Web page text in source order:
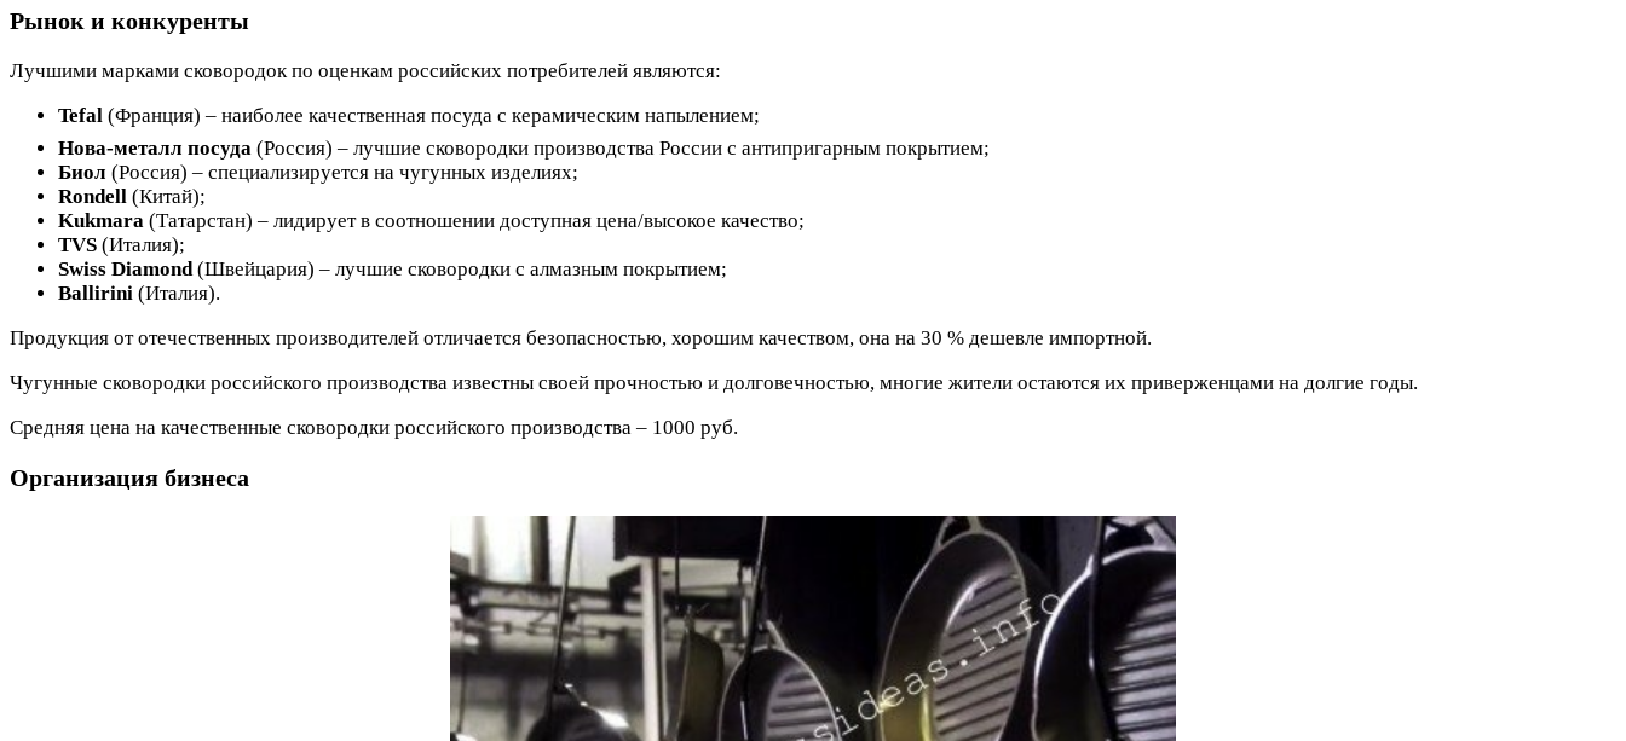
Рынок и конкуренты
Лучшими марками сковородок по оценкам российских потребителей являются:
Tefal (Франция) – наиболее качественная посуда с керамическим напылением;
Нова-металл посуда (Россия) – лучшие сковородки производства России с антипригарным покрытием;
Биол (Россия) – специализируется на чугунных изделиях;
Rondell (Китай);
Kukmara (Татарстан) – лидирует в соотношении доступная цена/высокое качество;
TVS (Италия);
Swiss Diamond(Швейцария) – лучшие сковородки с алмазным покрытием;
Ballirini (Италия).
Продукция от отечественных производителей отличается безопасностью, хорошим качеством, она на 30 % дешевле импортной.
Чугунные сковородки российского производства известны своей прочностью и долговечностью, многие жители остаются их приверженцами на долгие годы.
Средняя цена на качественные сковородки российского производства – 1000 руб.
Организация бизнеса